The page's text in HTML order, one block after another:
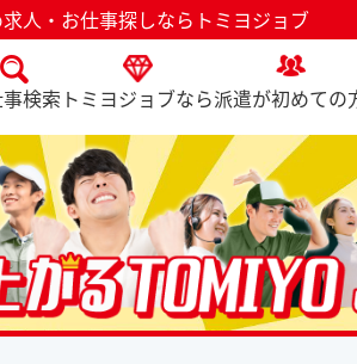
人・お仕事探しならトミヨジョブ
検索 トミヨジョブなら派遣が初めての